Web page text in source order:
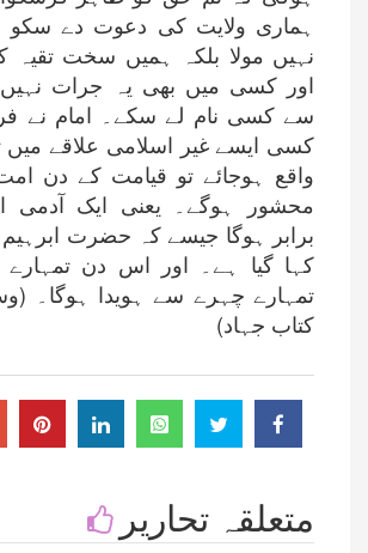
ہماری ولایت کی دعوت دے سکو
نہیں مولا بلکہ ہمیں سخت تقیہ
اور کسی میں بھی یہ جرات
سے کسی نام لے سکے۔ امام نے
کسی ایسے غیر اسلامی علاقے
واقع ہوجائے تو قیامت کے دن
محشور ہوگے۔ یعنی ایک آدمی
برابر ہوگا جیسے کہ حضرت ابرہیم
کہا گیا ہے۔ اور اس دن تمہارے
تمہارے چہرے سے ہویدا ہوگا۔
کتاب جہاد)
متعلقہ تحاریر